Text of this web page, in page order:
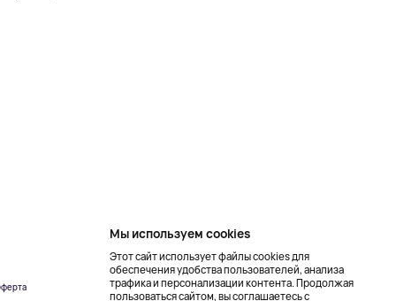
Создание сайта –
NetLab
Мы используем cookies
Этот сайт использует файлы cookies для
обеспечения удобства пользователей, анализа
трафика и персонализации контента. Продолжая
пользоваться сайтом, вы соглашаетесь с